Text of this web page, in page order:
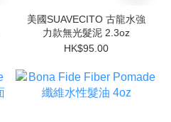
美國SUAVECITO 古龍水強
力款無光髮泥 2.3oz
HK$95.00